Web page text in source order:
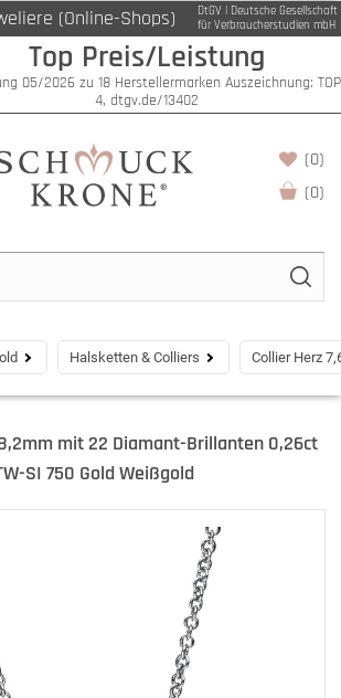
(Online-Shops)
DtGV | Deutsche Gesellschaft
für Verbraucherstudien mbH
Top Preis/Leistung
05/2026 zu 18 Herstellermarken Auszeichnung: TOP
4, dtgv.de/13402
(0)
(0)
Halsketten & Colliers Collier Herz
mit 22 Diamant-Brillanten 0,26ct
SI 750 Gold Weißgold